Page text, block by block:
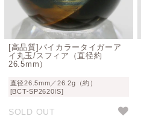
[高品質]バイカラータイガーア
イ丸玉/スフィア（直径約
26.5mm）
直径26.5mm／26.2g（約）
[BCT-SP2620IS]
SOLD OUT